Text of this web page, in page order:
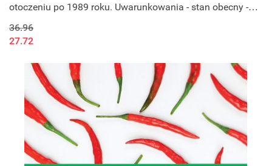
otoczeniu po 1989 roku. Uwarunkowania - stan obecny -
36.96
27.72